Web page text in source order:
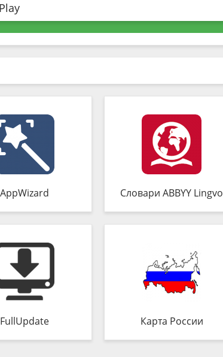
AppWizard Словари ABBYY Lingvo
FullUpdate Карта России